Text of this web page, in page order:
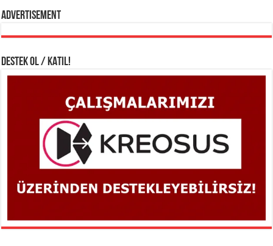
Advertisement
DESTEK OL / KATIL!